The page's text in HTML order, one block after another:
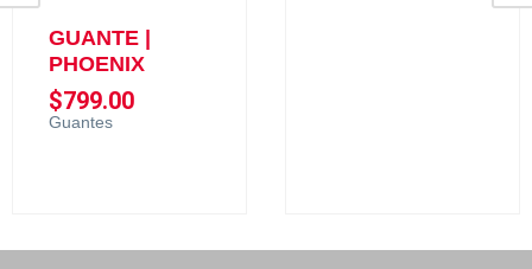
Guantes
GUANTE |
PHOENIX
$799.00